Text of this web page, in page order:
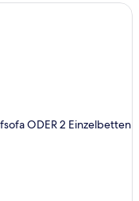
Zimmer mit Bett,
ODER 2 Einzelbetten